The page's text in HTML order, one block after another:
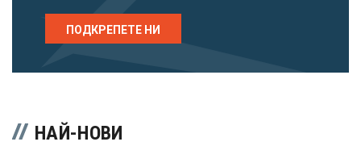
ПОДКРЕПЕТЕ НИ
НАЙ-НОВИ